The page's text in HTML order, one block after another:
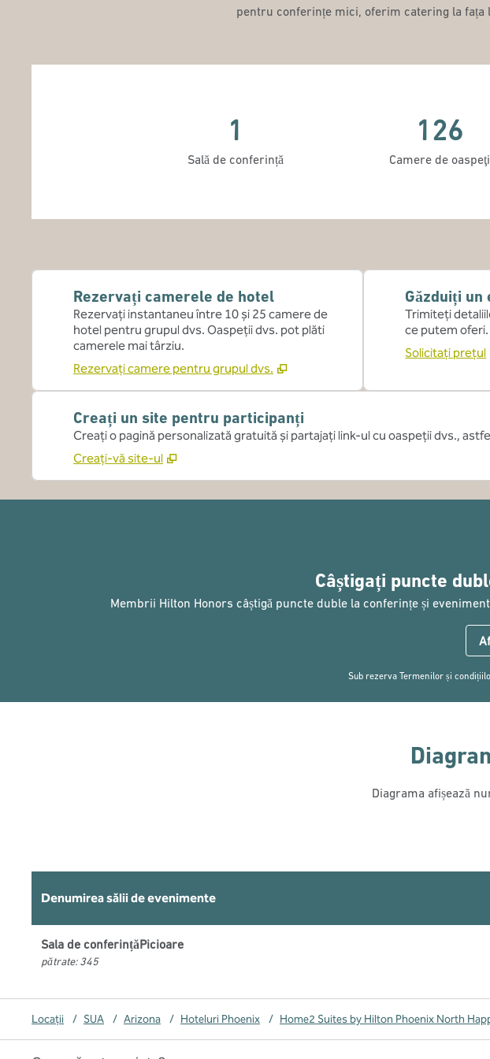
pentru conferințe mici, oferim catering la fața
1
Sală de conferință
126
Camere de oaspeţi
Rezervați camerele de hotel
Rezervați instantaneu între 10 și 25 camere de
hotel pentru grupul dvs. Oaspeții dvs. pot plăti
camerele mai târziu.
Rezervați camere pentru grupul dvs.
Găzduiți un
Trimiteți
ce putem oferi.
Solicitați prețul
Creați un site pentru participanți
Creați o pagină personalizată gratuită și partajați link-ul cu oaspeții dvs.,
Creați-vă site-ul
Câștigați puncte
Membrii Hilton Honors câștigă puncte duble la conferințe și
Sub rezerva Termenilor și
Diagrama afișează
Denumirea sălii de evenimente
Sala de conferințăPicioare
pătrate: 345
Locații / SUA / Arizona / Hoteluri Phoenix / Home2 Suites by Hilton Phoenix North